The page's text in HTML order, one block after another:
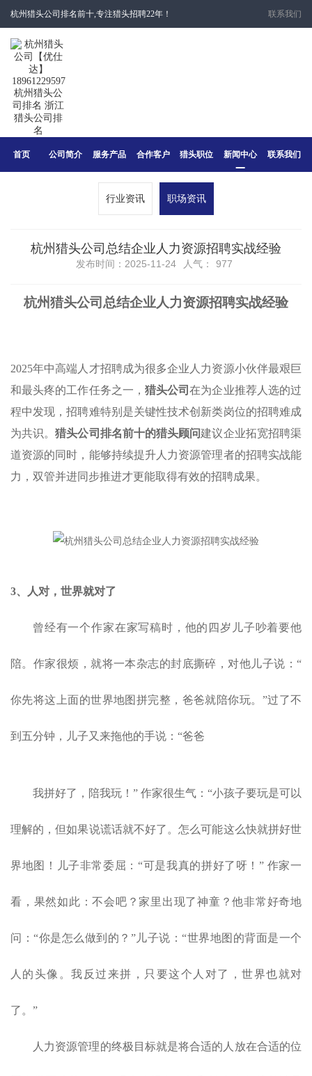
杭州猎头公司排名前十,专注猎头招聘22年！ 联系我们
首页 公司简介 服务产品 合作客户 猎头职位 新闻中心 联系我们
行业资讯 职场资讯
​杭州猎头公司总结企业人力资源招聘实战经验
发布时间：2025-11-24 人气： 977
杭州猎头公司总结企业人力资源招聘实战经验
2025年中高端人才招聘成为很多企业人力资源小伙伴最艰巨
和最头疼的工作任务之一， 猎头公司在为企业推荐人选的过
程中发现，招聘难特别是关键性技术创新类岗位的招聘难成
为共识。猎头公司排名前十的猎头顾问建议企业拓宽招聘渠
道资源的同时，能够持续提升人力资源管理者的招聘实战能
力，双管并进同步推进才更能取得有效的招聘成果。
3、人对，世界就对了
曾经有一个作家在家写稿时，他的四岁儿子吵着要他
陪。作家很烦，就将一本杂志的封底撕碎，对他儿子说： “
你先将这上面的世界地图拼完整，爸爸就陪你玩。”过了不
到五分钟，儿子又来拖他的手说：“爸爸
我拼好了，陪我玩！” 作家很生气：“小孩子要玩是可以
理解的，但如果说谎话就不好了。怎么可能这么快就拼好世
界地图！儿子非常委屈：“可是我真的拼好了呀！” 作家一
看，果然如此：不会吧？家里出现了神童？他非常好奇地
问：“你是怎么做到的？”儿子说：“世界地图的背面是一个
人的头像。我反过来拼，只要这个人对了，世界也就对
了。”
人力资源管理的终极目标就是将合适的人放在合适的位